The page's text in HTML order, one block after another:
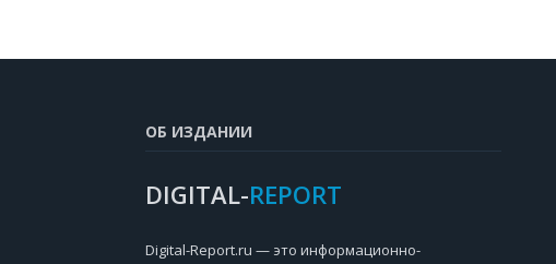
ОБ ИЗДАНИИ
DIGITAL-REPORT
Digital-Report.ru — это информационно-